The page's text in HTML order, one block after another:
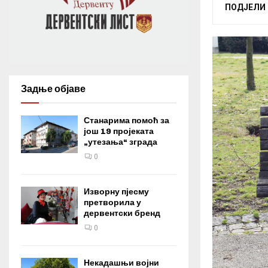
ПОДЈЕЛИ
Задње објаве
Станарима помоћ за
још 19 пројеката
„утезања“ зграда
0
Изворну пјесму
претворила у
дервентски бренд
0
Некадашњи војни